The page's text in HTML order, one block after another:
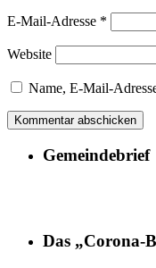
E-Mail-Adresse *
Website
Name, E-Mail-
Gemeindebrief
Das „Corona-